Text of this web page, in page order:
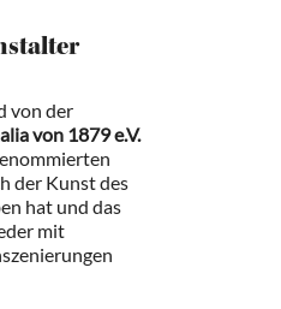
von der
von 1879 e.V.
der Kunst des
hat und das
mit